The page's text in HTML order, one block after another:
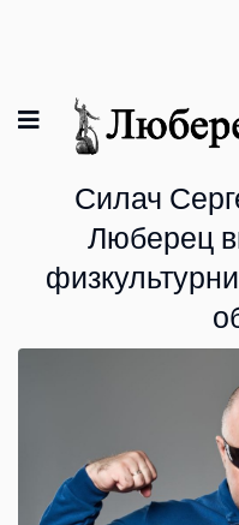
Силач
Люберец